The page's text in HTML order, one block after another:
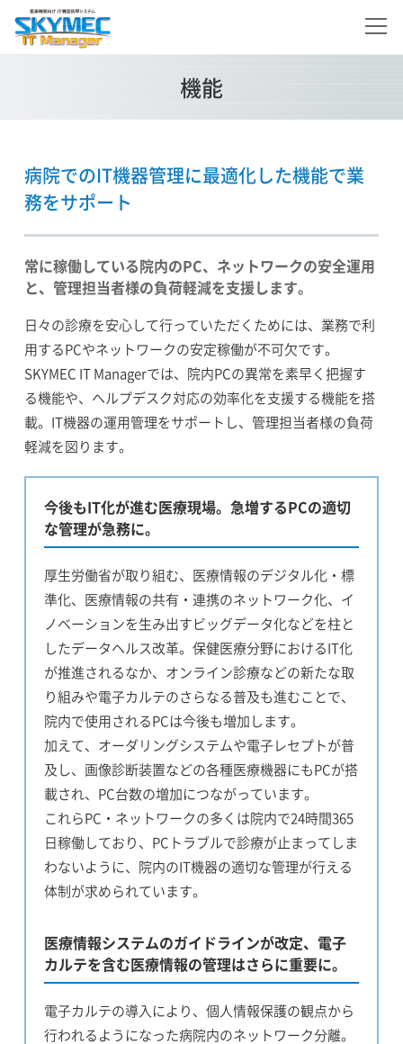
機能
病院でのIT機器管理に最適化した機能で業
務をサポート
常に稼働している院内のPC、ネットワークの安全運用
と、管理担当者様の負荷軽減を支援します。
日々の診療を安心して行っていただくためには、業務で利
用するPCやネットワークの安定稼働が不可欠です。
SKYMEC IT Managerでは、院内PCの異常を素早く把握す
る機能や、ヘルプデスク対応の効率化を支援する機能を搭
載。IT機器の運用管理をサポートし、管理担当者様の負荷
軽減を図ります。
今後もIT化が進む医療現場。急増するPCの適切
な管理が急務に。
厚生労働省が取り組む、医療情報のデジタル化・標
準化、医療情報の共有・連携のネットワーク化、イ
ノベーションを生み出すビッグデータ化などを柱と
したデータヘルス改革。保健医療分野におけるIT化
が推進されるなか、オンライン診療などの新たな取
り組みや電子カルテのさらなる普及も進むことで、
院内で使用されるPCは今後も増加します。
加えて、オーダリングシステムや電子レセプトが普
及し、画像診断装置などの各種医療機器にもPCが搭
載され、PC台数の増加につながっています。
これらPC・ネットワークの多くは院内で24時間365
日稼働しており、PCトラブルで診療が止まってしま
わないように、院内のIT機器の適切な管理が行える
体制が求められています。
医療情報システムのガイドラインが改定、電子
カルテを含む医療情報の管理はさらに重要に。
電子カルテの導入により、個人情報保護の観点から
行われるようになった病院内のネットワーク分離。